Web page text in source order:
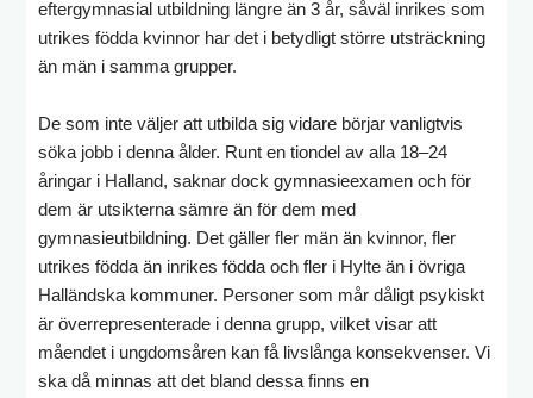
eftergymnasial utbildning längre än 3 år, såväl inrikes som
utrikes födda kvinnor har det i betydligt större utsträckning
än män i samma grupper.
De som inte väljer att utbilda sig vidare börjar vanligtvis
söka jobb i denna ålder. Runt en tiondel av alla 18–24
åringar i Halland, saknar dock gymnasieexamen och för
dem är utsikterna sämre än för dem med
gymnasieutbildning. Det gäller fler män än kvinnor, fler
utrikes födda än inrikes födda och fler i Hylte än i övriga
Halländska kommuner. Personer som mår dåligt psykiskt
är överrepresenterade i denna grupp, vilket visar att
måendet i ungdomsåren kan få livslånga konsekvenser. Vi
ska då minnas att det bland dessa finns en